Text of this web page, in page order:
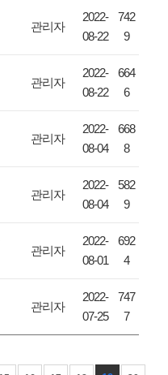
관리자
2022-
08-22
742
9
관리자
2022-
08-22
664
6
관리자
2022-
08-04
668
8
관리자
2022-
08-04
582
9
관리자
2022-
08-01
692
4
관리자
2022-
07-25
747
7